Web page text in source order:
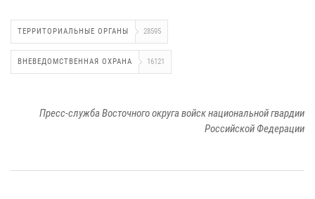
ТЕРРИТОРИАЛЬНЫЕ ОРГАНЫ 28595
ВНЕВЕДОМСТВЕННАЯ ОХРАНА 16121
Пресс-служба Восточного округа войск национальной гвардии
Российской Федерации